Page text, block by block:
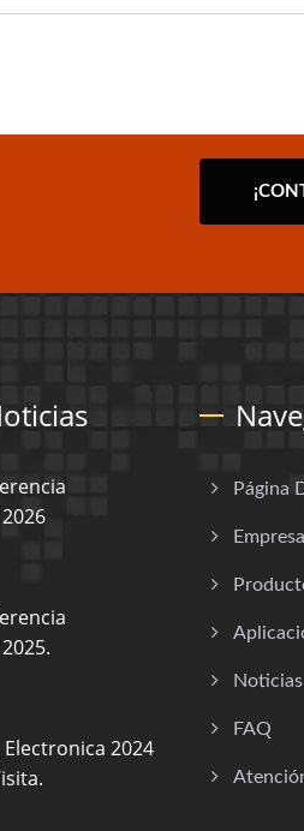
Electronica 2024
Página
Empresa
Noticias
FAQ